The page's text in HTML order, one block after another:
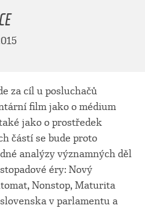
za cíl u posluchačů
film jako o médium
jako o prostředek
částí se bude proto
analýzy významných děl
éry: Nový
Nonstop, Maturita
v parlamentu a